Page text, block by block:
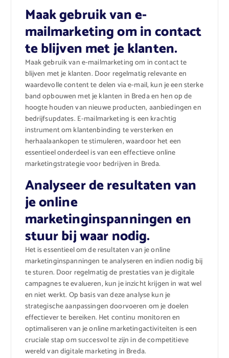
Maak gebruik van e-
mailmarketing om in contact
te blijven met je klanten.
Maak gebruik van e-mailmarketing om in contact te
blijven met je klanten. Door regelmatig relevante en
waardevolle content te delen via e-mail, kun je een sterke
band opbouwen met je klanten in Breda en hen op de
hoogte houden van nieuwe producten, aanbiedingen en
bedrijfsupdates. E-mailmarketing is een krachtig
instrument om klantenbinding te versterken en
herhaalaankopen te stimuleren, waardoor het een
essentieel onderdeel is van een effectieve online
marketingstrategie voor bedrijven in Breda.
Analyseer de resultaten van
je online
marketinginspanningen en
stuur bij waar nodig.
Het is essentieel om de resultaten van je online
marketinginspanningen te analyseren en indien nodig bij
te sturen. Door regelmatig de prestaties van je digitale
campagnes te evalueren, kun je inzicht krijgen in wat wel
en niet werkt. Op basis van deze analyse kun je
strategische aanpassingen doorvoeren om je doelen
effectiever te bereiken. Het continu monitoren en
optimaliseren van je online marketingactiviteiten is een
cruciale stap om succesvol te zijn in de competitieve
wereld van digitale marketing in Breda.